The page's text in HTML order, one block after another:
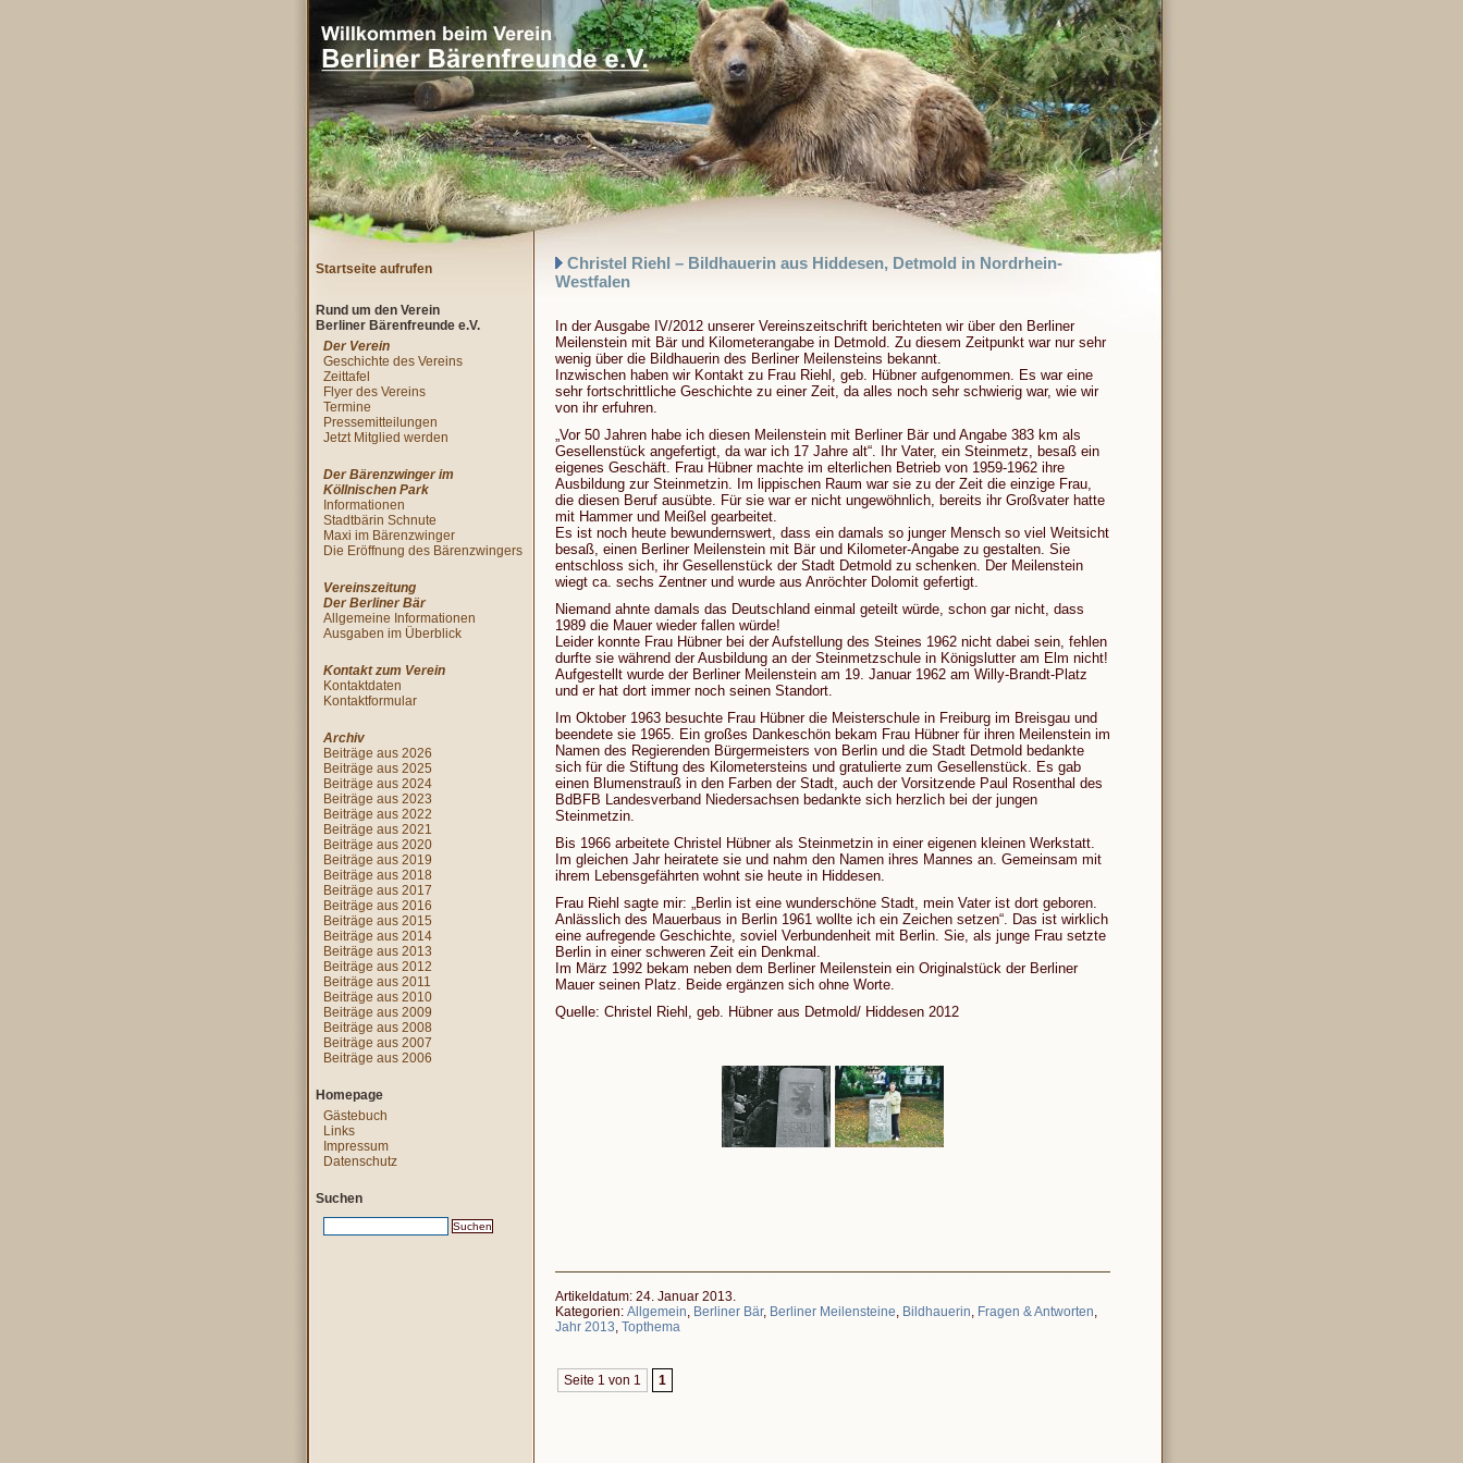
Christel Riehl – Bildhauerin aus Hiddesen, Detmold in Nordrhein-
Westfalen
In der Ausgabe IV/2012 unserer Vereinszeitschrift berichteten wir über den Berliner
Meilenstein mit Bär und Kilometerangabe in Detmold. Zu diesem Zeitpunkt war nur sehr
wenig über die Bildhauerin des Berliner Meilensteins bekannt.
Inzwischen haben wir Kontakt zu Frau Riehl, geb. Hübner aufgenommen. Es war eine
sehr fortschrittliche Geschichte zu einer Zeit, da alles noch sehr schwierig war, wie wir
von ihr erfuhren.
„Vor 50 Jahren habe ich diesen Meilenstein mit Berliner Bär und Angabe 383 km als
Gesellenstück angefertigt, da war ich 17 Jahre alt“. Ihr Vater, ein Steinmetz, besaß ein
eigenes Geschäft. Frau Hübner machte im elterlichen Betrieb von 1959-1962 ihre
Ausbildung zur Steinmetzin. Im lippischen Raum war sie zu der Zeit die einzige Frau,
die diesen Beruf ausübte. Für sie war er nicht ungewöhnlich, bereits ihr Großvater hatte
mit Hammer und Meißel gearbeitet.
Es ist noch heute bewundernswert, dass ein damals so junger Mensch so viel Weitsicht
besaß, einen Berliner Meilenstein mit Bär und Kilometer-Angabe zu gestalten. Sie
entschloss sich, ihr Gesellenstück der Stadt Detmold zu schenken. Der Meilenstein
wiegt ca. sechs Zentner und wurde aus Anröchter Dolomit gefertigt.
Niemand ahnte damals das Deutschland einmal geteilt würde, schon gar nicht, dass
1989 die Mauer wieder fallen würde!
Leider konnte Frau Hübner bei der Aufstellung des Steines 1962 nicht dabei sein, fehlen
durfte sie während der Ausbildung an der Steinmetzschule in Königslutter am Elm nicht!
Aufgestellt wurde der Berliner Meilenstein am 19. Januar 1962 am Willy-Brandt-Platz
und er hat dort immer noch seinen Standort.
Im Oktober 1963 besuchte Frau Hübner die Meisterschule in Freiburg im Breisgau und
beendete sie 1965. Ein großes Dankeschön bekam Frau Hübner für ihren Meilenstein im
Namen des Regierenden Bürgermeisters von Berlin und die Stadt Detmold bedankte
sich für die Stiftung des Kilometersteins und gratulierte zum Gesellenstück. Es gab
einen Blumenstrauß in den Farben der Stadt, auch der Vorsitzende Paul Rosenthal des
BdBFB Landesverband Niedersachsen bedankte sich herzlich bei der jungen
Steinmetzin.
Bis 1966 arbeitete Christel Hübner als Steinmetzin in einer eigenen kleinen Werkstatt.
Im gleichen Jahr heiratete sie und nahm den Namen ihres Mannes an. Gemeinsam mit
ihrem Lebensgefährten wohnt sie heute in Hiddesen.
Frau Riehl sagte mir: „Berlin ist eine wunderschöne Stadt, mein Vater ist dort geboren.
Anlässlich des Mauerbaus in Berlin 1961 wollte ich ein Zeichen setzen“. Das ist wirklich
eine aufregende Geschichte, soviel Verbundenheit mit Berlin. Sie, als junge Frau setzte
Berlin in einer schweren Zeit ein Denkmal.
Im März 1992 bekam neben dem Berliner Meilenstein ein Originalstück der Berliner
Mauer seinen Platz. Beide ergänzen sich ohne Worte.
Quelle: Christel Riehl, geb. Hübner aus Detmold/ Hiddesen 2012
Artikeldatum: 24. Januar 2013.
Kategorien: Allgemein, Berliner Bär, Berliner Meilensteine, Bildhauerin, Fragen & Antworten,
Jahr 2013, Topthema
Seite 1 von 1 1
Startseite aufrufen
Rund um den Verein
Berliner Bärenfreunde e.V.
Der Verein
Geschichte des Vereins
Zeittafel
Flyer des Vereins
Termine
Pressemitteilungen
Jetzt Mitglied werden
Der Bärenzwinger im
Köllnischen Park
Informationen
Stadtbärin Schnute
Maxi im Bärenzwinger
Die Eröffnung des Bärenzwingers
Vereinszeitung
Der Berliner Bär
Allgemeine Informationen
Ausgaben im Überblick
Kontakt zum Verein
Kontaktdaten
Kontaktformular
Archiv
Beiträge aus 2026
Beiträge aus 2025
Beiträge aus 2024
Beiträge aus 2023
Beiträge aus 2022
Beiträge aus 2021
Beiträge aus 2020
Beiträge aus 2019
Beiträge aus 2018
Beiträge aus 2017
Beiträge aus 2016
Beiträge aus 2015
Beiträge aus 2014
Beiträge aus 2013
Beiträge aus 2012
Beiträge aus 2011
Beiträge aus 2010
Beiträge aus 2009
Beiträge aus 2008
Beiträge aus 2007
Beiträge aus 2006
Homepage
Gästebuch
Links
Impressum
Datenschutz
Suchen